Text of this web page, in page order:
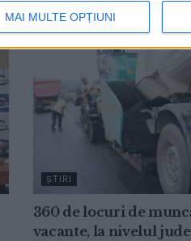
MAI MULTE OPȚIUNI
31 MAI, 2026
ŞTIRI
360 de locuri de
vacante, la nivelul